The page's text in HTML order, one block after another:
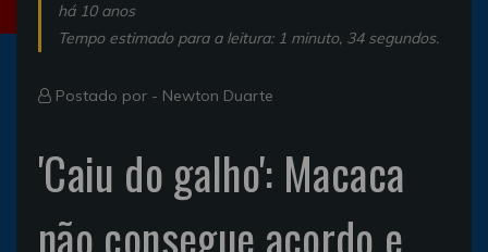
há 10 anos
Tempo estimado para a leitura: 1 minuto, 34 segundos.
Postado por - Newton Duarte
'Caiu do galho': Macaca
não consegue acordo e